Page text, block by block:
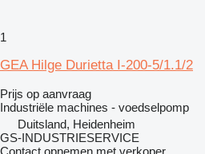
1
GEA Hilge Durietta I-200-5/1.1/2
Prijs op aanvraag
Industriële machines - voedselpomp
Duitsland, Heidenheim
GS-INDUSTRIESERVICE
Contact opnemen met verkoper